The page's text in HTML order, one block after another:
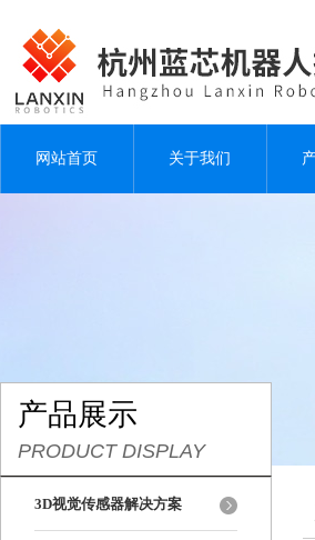
网站首页 关于我们
产品展示
PRODUCT DISPLAY
3D视觉传感器解决方案